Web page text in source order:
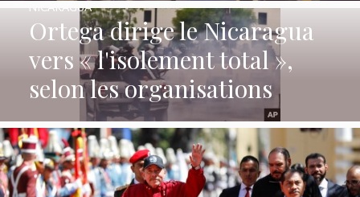
Ortega dirige le Nicaragua
vers « l'isolement total »,
selon les organisations
NICARAGUA